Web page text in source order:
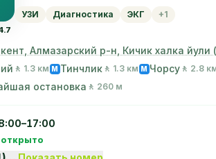
УЗИ Диагностика ЭКГ +1
Алмазарский р-н, Кичик халка
🚶 1.3 км M Тинчлик 🚶 1.3 км M Чорсу 🚶 2.8
остановка 🚶 260 м
открыто